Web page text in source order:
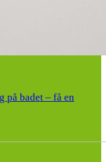
på badet – få en